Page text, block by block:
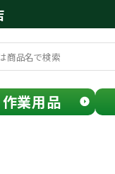
作業用品